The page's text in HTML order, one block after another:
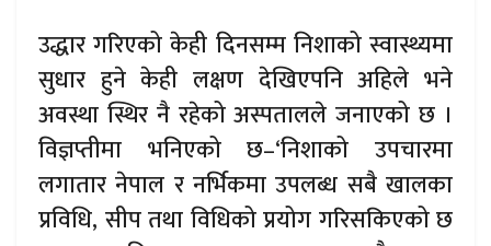
उद्धार गरिएको केही दिनसम्म निशाको स्वास्थ्यमा
सुधार हुने केही लक्षण देखिएपनि अहिले भने
अवस्था स्थिर नै रहेको अस्पतालले जनाएको छ ।
विज्ञप्तीमा भनिएको छ–‘निशाको उपचारमा
लगातार नेपाल र नर्भिकमा उपलब्ध सबै खालका
प्रविधि, सीप तथा विधिको प्रयोग गरिसकिएको छ